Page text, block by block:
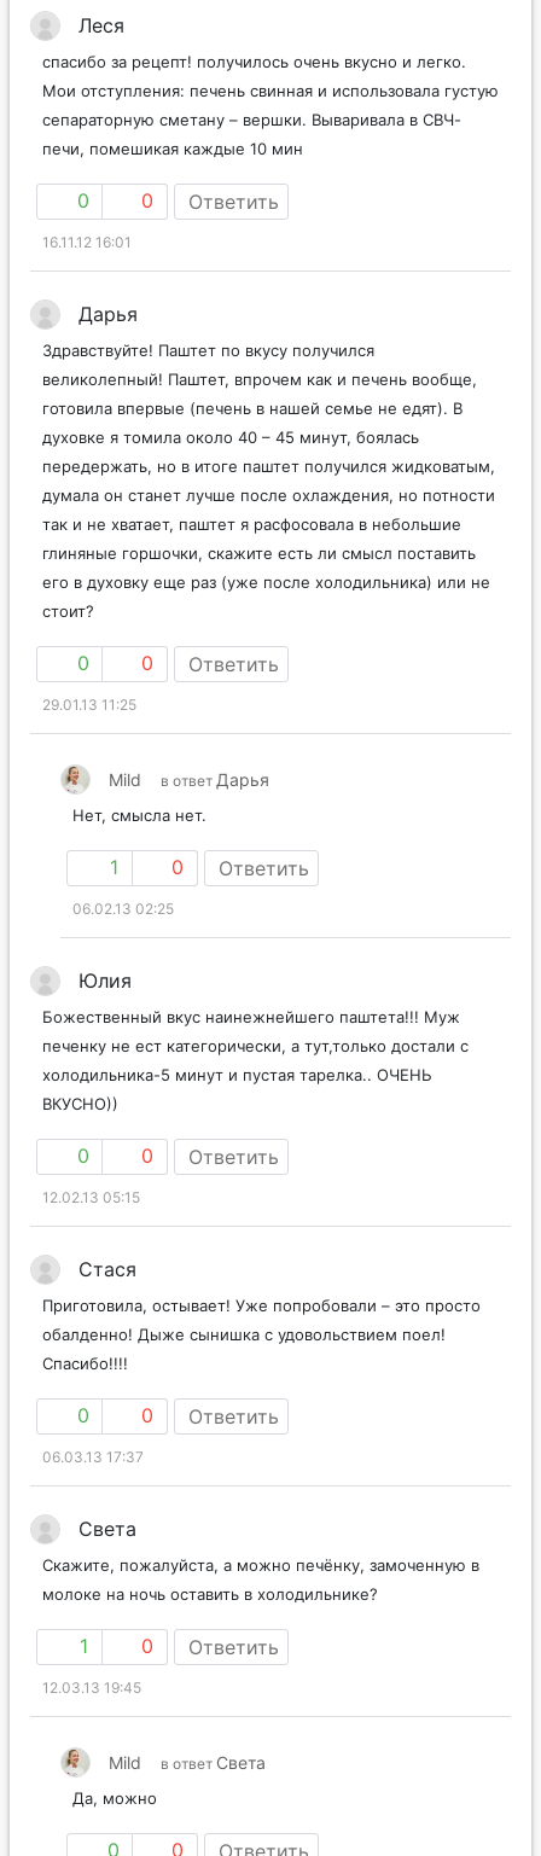
Леся
спасибо за рецепт! получилось очень вкусно и легко.
Мои отступления: печень свинная и использовала густую
сепараторную сметану – вершки. Вываривала в СВЧ-
печи, помешикая каждые 10 мин
0 0 Ответить
16.11.12 16:01
Дарья
Здравствуйте! Паштет по вкусу получился
великолепный! Паштет, впрочем как и печень вообще,
готовила впервые (печень в нашей семье не едят). В
духовке я томила около 40 – 45 минут, боялась
передержать, но в итоге паштет получился жидковатым,
думала он станет лучше после охлаждения, но потности
так и не хватает, паштет я расфосовала в небольшие
глиняные горшочки, скажите есть ли смысл поставить
его в духовку еще раз (уже после холодильника) или не
стоит?
0 0 Ответить
29.01.13 11:25
Mild в ответ Дарья
Нет, смысла нет.
1 0 Ответить
06.02.13 02:25
Юлия
Божественный вкус наинежнейшего паштета!!! Муж
печенку не ест категорически, а тут,только достали с
холодильника-5 минут и пустая тарелка.. ОЧЕНЬ
ВКУСНО))
0 0 Ответить
12.02.13 05:15
Стася
Приготовила, остывает! Уже попробовали – это просто
обалденно! Дыже сынишка с удовольствием поел!
Спасибо!!!!
0 0 Ответить
06.03.13 17:37
Света
Скажите, пожалуйста, а можно печёнку, замоченную в
молоке на ночь оставить в холодильнике?
1 0 Ответить
12.03.13 19:45
Mild в ответ Света
Да, можно
0 0